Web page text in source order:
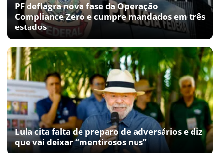
PF deflagra nova fase da Operação
Compliance Zero e cumpre mandados em três
estados
Lula cita falta de preparo de adversários e diz
que vai deixar “mentirosos nus”